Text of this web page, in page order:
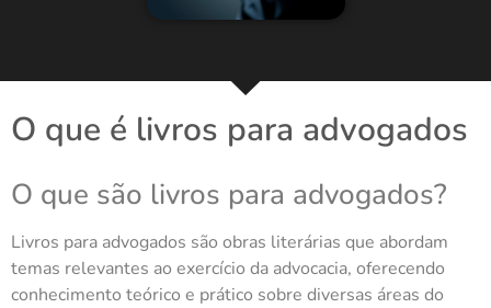
O que é livros para advogados
O que são livros para advogados?
Livros para advogados são obras literárias que abordam
temas relevantes ao exercício da advocacia, oferecendo
conhecimento teórico e prático sobre diversas áreas do